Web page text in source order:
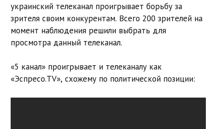
украинский телеканал проигрывает борьбу за
зрителя своим конкурентам. Всего 200 зрителей на
момент наблюдения решили выбрать для
просмотра данный телеканал.
«5 канал» проигрывает и телеканалу как
«Эспресо.TV», схожему по политической позиции: